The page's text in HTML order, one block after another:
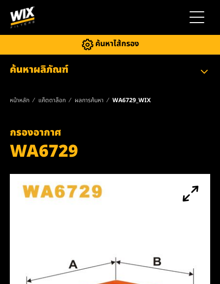
สลับการ
ค้นหาไส้กรอง
ค้นหาผลิภัณฑ์
หน้าหลัก แค็ตตาล็อก ผลการค้นหา WA6729_WIX
กรองอากาศ
WA6729